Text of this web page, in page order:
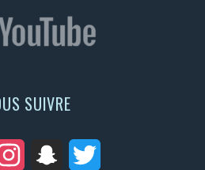
SUIVRE
InstagramSnapchat